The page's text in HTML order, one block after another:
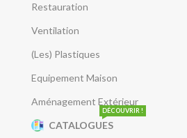
Restauration
Ventilation
(Les) Plastiques
Equipement Maison
Aménagement Extérieur
CATALOGUES
DÉCOUVRIR !